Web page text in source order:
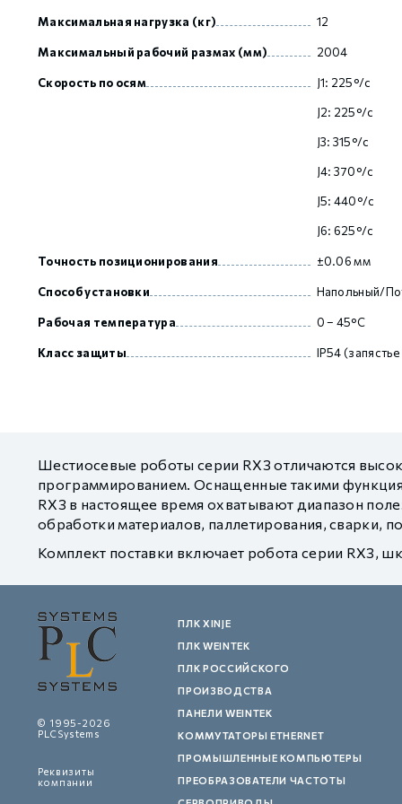
Максимальная нагрузка (кг) 12
Максимальный рабочий размах (мм) 2004
Скорость по осям J1: 225°/с
J2: 225°/с
J3: 315°/с
J4: 370°/с
J5: 440°/с
J6: 625°/с
Точность позиционирования ±0.06 мм
Способ установки Напольный/
Рабочая температура 0 – 45°С
Класс защиты IP54
Шестиосевые роботы серии RX3 отличаются
программированием. Оснащенные такими
RX3 в настоящее время охватывают диапазон
обработки материалов, паллетирования, сварки,
Комплект поставки включает робота серии RX3,
© 1995-2026
PLCSystems
Реквизиты
компании
ПЛК XINJE
ПЛК WEINTEK
ПЛК РОССИЙСКОГО
ПРОИЗВОДСТВА
ПАНЕЛИ WEINTEK
КОММУТАТОРЫ ETHERNET
ПРОМЫШЛЕННЫЕ КОМПЬЮТЕРЫ
ПРЕОБРАЗОВАТЕЛИ ЧАСТОТЫ
GCAN